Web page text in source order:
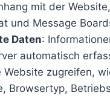
mit der
und Message
Daten:
automatisch
Website zugreifen,
Browsertyp,